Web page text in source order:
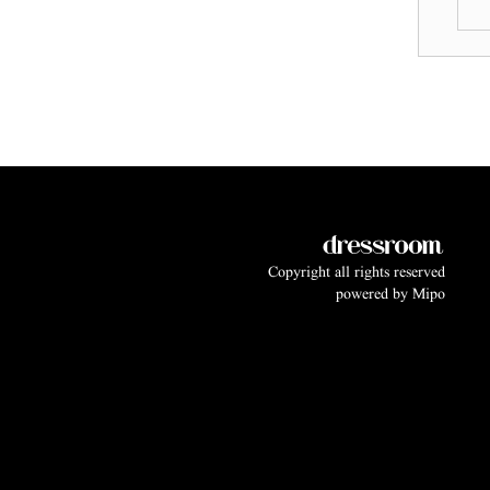
Copyright all rights reserved
powered by Mipo